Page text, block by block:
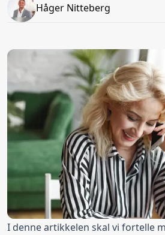
Håger Nitteberg
I denne artikkelen skal vi fortelle